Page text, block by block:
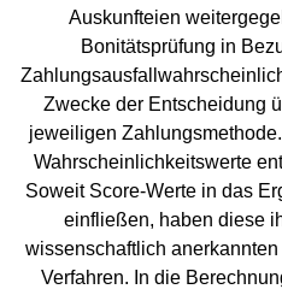
Auskunfteien
Bonitätsprüfung in
Zwecke der Entscheidung
jeweiligen
Wahrscheinlichkeitswerte
Soweit Score-Werte in das
einfließen, haben diese
wissenschaftlich
Verfahren. In die